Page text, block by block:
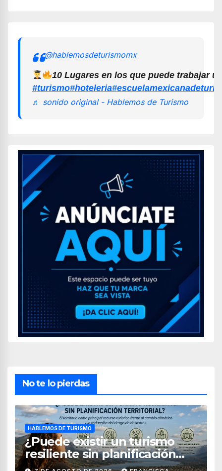
@hablemosdeturismomx
10 Lugares en los que puede trabajar
#turismo#hoteleria
♬ sonido original - Hablemos de Turismo
No te lo pierdas
HABLEMOS DE TURISMO
¿Puede existir un turismo
resiliente sin planificación
territorial?